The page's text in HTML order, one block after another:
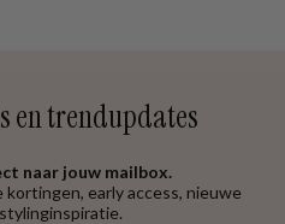
en trendupdates
naar jouw mailbox.
early access, nieuwe